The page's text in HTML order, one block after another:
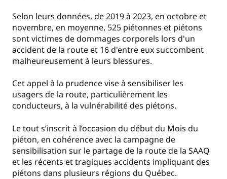
Selon leurs données, de 2019 à 2023, en octobre et
novembre, en moyenne, 525 piétonnes et piétons
sont victimes de dommages corporels lors d'un
accident de la route et 16 d'entre eux succombent
malheureusement à leurs blessures.
Cet appel à la prudence vise à sensibiliser les
usagers de la route, particulièrement les
conducteurs, à la vulnérabilité des piétons.
Le tout s’inscrit à l’occasion du début du Mois du
piéton, en cohérence avec la campagne de
sensibilisation sur le partage de la route de la SAAQ
et les récents et tragiques accidents impliquant des
piétons dans plusieurs régions du Québec.